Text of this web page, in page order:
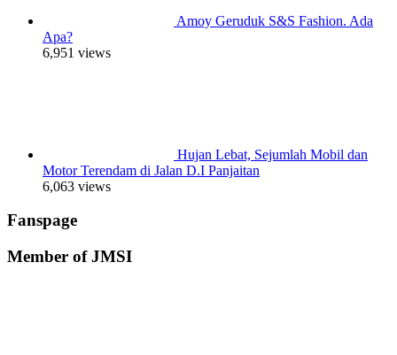
Amoy Geruduk S&S Fashion. Ada
Apa?
6,951 views
Hujan Lebat, Sejumlah Mobil dan
Motor Terendam di Jalan D.I Panjaitan
6,063 views
Fanspage
Member of JMSI